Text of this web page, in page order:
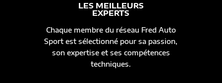
LES MEILLEURS
EXPERTS
Chaque membre du réseau Fred Auto
Sport est sélectionné pour sa passion,
son expertise et ses compétences
techniques.